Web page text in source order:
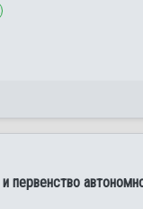
первенство